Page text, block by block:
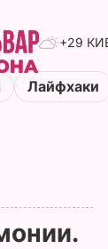
+29
Лайфхаки